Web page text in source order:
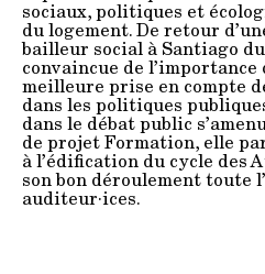
sociaux, politiques et
du logement. De retour
bailleur social à Santiago
convaincue de l’importance
meilleure prise en compte
dans les politiques
dans le débat public
de projet Formation, elle
à l’édification du cycle des
son bon déroulement toute
auditeur·ices.